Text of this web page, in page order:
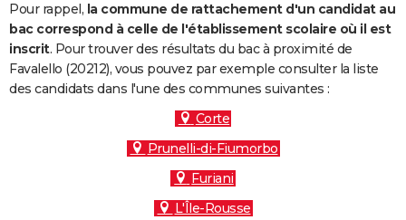
S'inscrire
Se connecter
Lycées
Collèges
Primaires
Universités
Entreprises
Service militaire
Avis de recherche
AVIS DE DÉCÈS
FORUM
Pour rappel, la commune de rattachement d'un candidat au
bac correspond à celle de l'établissement scolaire où il est
inscrit. Pour trouver des résultats du bac à proximité de
Favalello (20212), vous pouvez par exemple consulter la liste
des candidats dans l'une des communes suivantes :
Corte
Prunelli-di-Fiumorbo
Furiani
L'Île-Rousse